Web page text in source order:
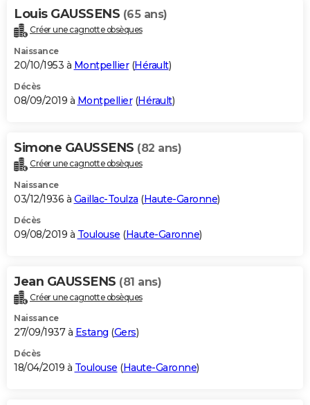
Louis GAUSSENS (65 ans)
Créer une cagnotte obsèques
Naissance
20/10/1953 à Montpellier(Hérault)
Décès
08/09/2019 à Montpellier(Hérault)
Simone GAUSSENS (82 ans)
Créer une cagnotte obsèques
Naissance
03/12/1936 à Gaillac-Toulza (Haute-Garonne)
Décès
09/08/2019 à Toulouse (Haute-Garonne)
Jean GAUSSENS (81 ans)
Créer une cagnotte obsèques
Naissance
27/09/1937 à Estang (Gers)
Décès
18/04/2019 à Toulouse (Haute-Garonne)